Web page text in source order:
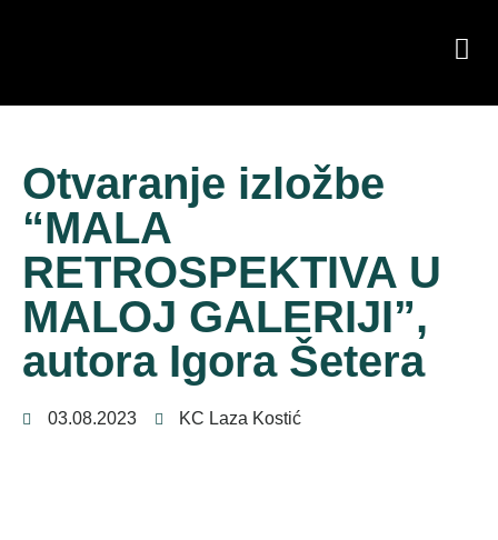
Otvaranje izložbe
“MALA
RETROSPEKTIVA U
MALOJ GALERIJI”,
autora Igora Šetera
03.08.2023 KC Laza Kostić